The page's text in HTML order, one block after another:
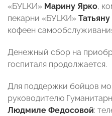
«БУLKИ» Марину Ярко,
пекарни «БУLKИ» Татьяну
кофеен
Денежный сбор на
госпиталя продолжается.
Для поддержки бойцов
руководителю
Людмиле Федосовой: